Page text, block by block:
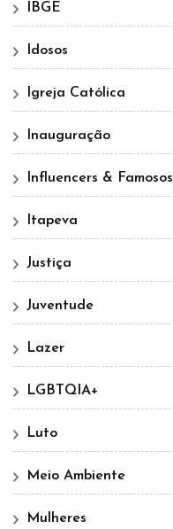
IBGE
Idosos
Igreja Católica
Inauguração
Influencers & Famosos
Itapeva
Justiça
Juventude
Lazer
LGBTQIA+
Luto
Meio Ambiente
Mulheres